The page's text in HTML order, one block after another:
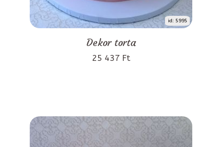
id: 5995
Dekor torta
25 437 Ft